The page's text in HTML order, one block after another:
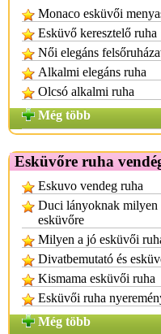
Monaco esküvői
Esküvő keresztelő ruha
Női elegáns
Alkalmi elegáns ruha
Olcsó alkalmi ruha
Még több
Esküvőre ruha
Eskuvo vendeg ruha
Duci lányoknak milyen
esküvőre
Milyen a jó esküvői
Divatbemutató és
Kismama esküvői ruha
Esküvői ruha
Még több